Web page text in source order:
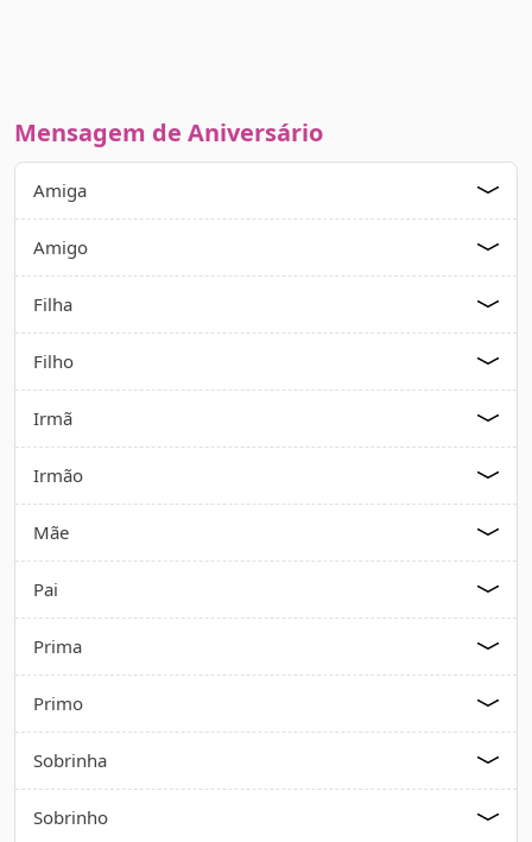
Mensagem de Aniversário
Amiga
Amigo
Filha
Filho
Irmã
Irmão
Mãe
Pai
Prima
Primo
Sobrinha
Sobrinho